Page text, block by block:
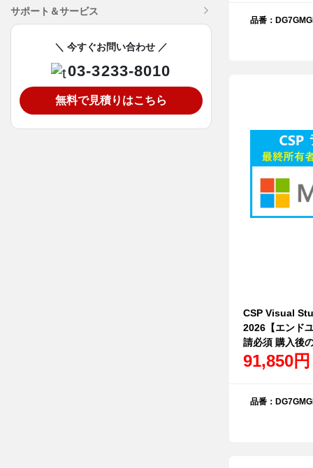
品番：
CSP Visual
2026【エンド
請必須 購入後
91,850円
品番：
サポート＆サービス
＼ 今すぐお問い合わせ ／
03-3233-8010
無料で見積りはこちら